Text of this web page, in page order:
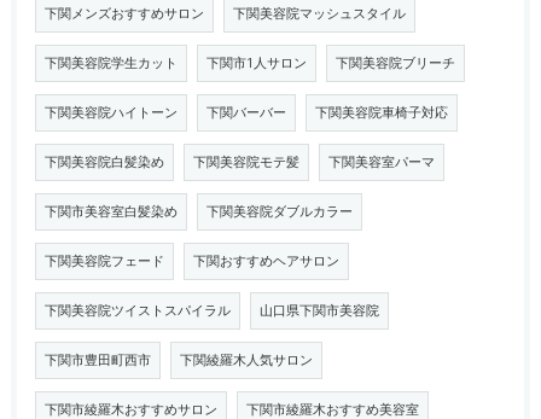
下関メンズおすすめサロン 下関美容院マッシュスタイル
下関美容院学生カット 下関市1人サロン 下関美容院ブリーチ
下関美容院ハイトーン 下関バーバー 下関美容院車椅子対応
下関美容院白髪染め 下関美容院モテ髪 下関美容室パーマ
下関市美容室白髪染め 下関美容院ダブルカラー
下関美容院フェード 下関おすすめヘアサロン
下関美容院ツイストスパイラル 山口県下関市美容院
下関市豊田町西市 下関綾羅木人気サロン
下関市綾羅木おすすめサロン 下関市綾羅木おすすめ美容室